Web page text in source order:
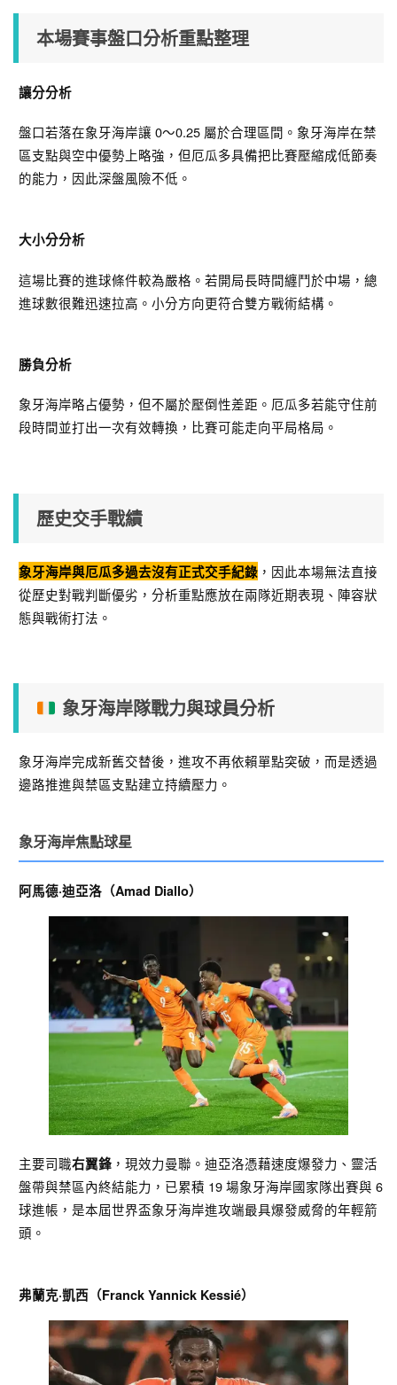
本場賽事盤口分析重點整理
讓分分析
盤口若落在象牙海岸讓 0～0.25 屬於合理區間。象牙海岸在禁
區支點與空中優勢上略強，但厄瓜多具備把比賽壓縮成低節奏
的能力，因此深盤風險不低。
大小分分析
這場比賽的進球條件較為嚴格。若開局長時間纏鬥於中場，總
進球數很難迅速拉高。小分方向更符合雙方戰術結構。
勝負分析
象牙海岸略占優勢，但不屬於壓倒性差距。厄瓜多若能守住前
段時間並打出一次有效轉換，比賽可能走向平局格局。
歷史交手戰績
象牙海岸與厄瓜多過去沒有正式交手紀錄 ，因此本場無法直接
從歷史對戰判斷優劣，分析重點應放在兩隊近期表現、陣容狀
態與戰術打法。
象牙海岸隊戰力與球員分析
象牙海岸完成新舊交替後，進攻不再依賴單點突破，而是透過
邊路推進與禁區支點建立持續壓力。
象牙海岸焦點球星
阿馬德·迪亞洛（Amad Diallo）
主要司職右翼鋒 ，現效力曼聯。迪亞洛憑藉速度爆發力、靈活
盤帶與禁區內終結能力，已累積 19 場象牙海岸國家隊出賽與 6
球進帳，是本屆世界盃象牙海岸進攻端最具爆發威脅的年輕箭
頭。
弗蘭克·凱西（Franck Yannick Kessié）